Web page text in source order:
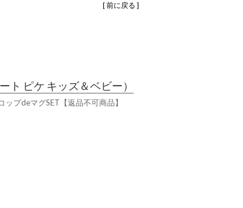
[ 前に戻る ]
ト ピケ キッズ＆ベビー）
プdeマグSET【返品不可商品】